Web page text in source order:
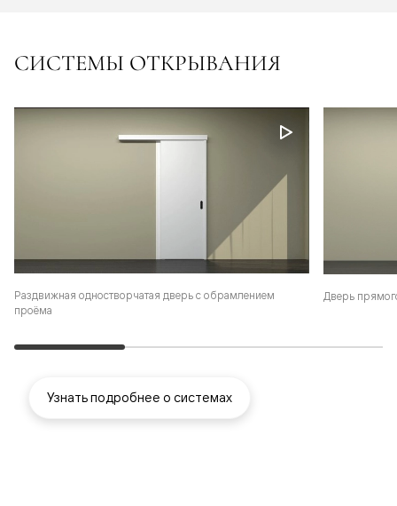
СИСТЕМЫ ОТКРЫВАНИЯ
Раздвижная одностворчатая дверь с обрамлением
проёма
Дверь
Узнать подробнее о системах